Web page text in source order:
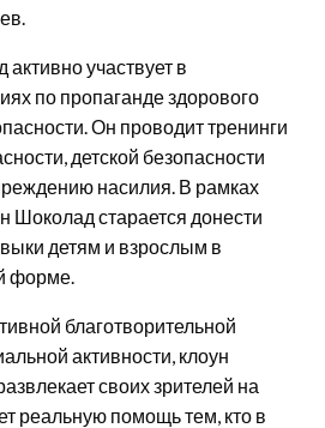
участвует в
по пропаганде здорового
Он проводит тренинги
детской безопасности
насилия. В рамках
Шоколад старается донести
детям и взрослым в
форме.
благотворительной
активности, клоун
своих зрителей на
реальную помощь тем, кто в